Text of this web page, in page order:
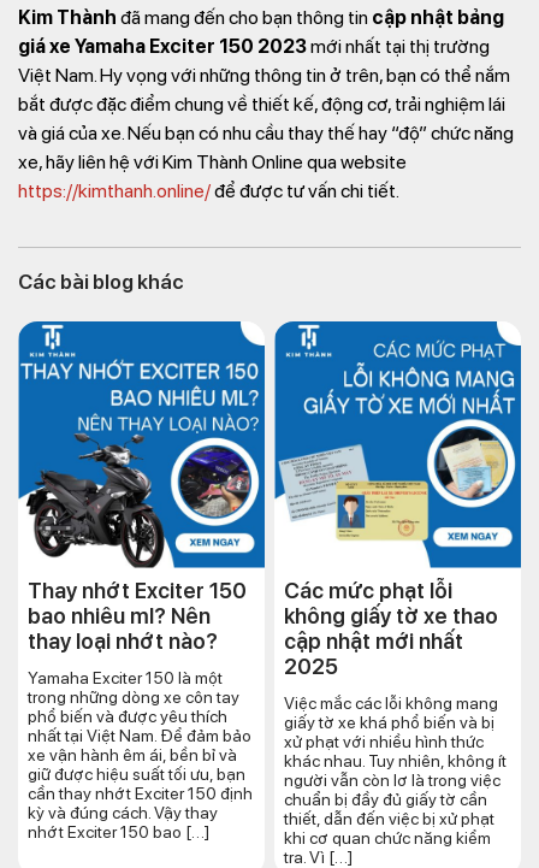
Kim Thành đã mang đến cho bạn thông tin cập nhật bảng
giá xe Yamaha Exciter 150 2023mới nhất tại thị trường
Việt Nam. Hy vọng với những thông tin ở trên, bạn có thể nắm
bắt được đặc điểm chung về thiết kế, động cơ, trải nghiệm lái
và giá của xe. Nếu bạn có nhu cầu thay thế hay “độ” chức năng
xe, hãy liên hệ với Kim Thành Online qua website
https://kimthanh.online/để được tư vấn chi tiết.
Các bài blog khác
Thay nhớt Exciter 150
bao nhiêu ml? Nên
thay loại nhớt nào?
Yamaha Exciter 150 là một
trong những dòng xe côn tay
phổ biến và được yêu thích
nhất tại Việt Nam. Để đảm bảo
xe vận hành êm ái, bền bỉ và
giữ được hiệu suất tối ưu, bạn
cần thay nhớt Exciter 150 định
kỳ và đúng cách. Vậy thay
nhớt Exciter 150 bao […]
Các mức phạt lỗi
không giấy tờ xe thao
cập nhật mới nhất
2025
Việc mắc các lỗi không mang
giấy tờ xe khá phổ biến và bị
xử phạt với nhiều hình thức
khác nhau. Tuy nhiên, không ít
người vẫn còn lơ là trong việc
chuẩn bị đầy đủ giấy tờ cần
thiết, dẫn đến việc bị xử phạt
khi cơ quan chức năng kiểm
tra. Vì […]